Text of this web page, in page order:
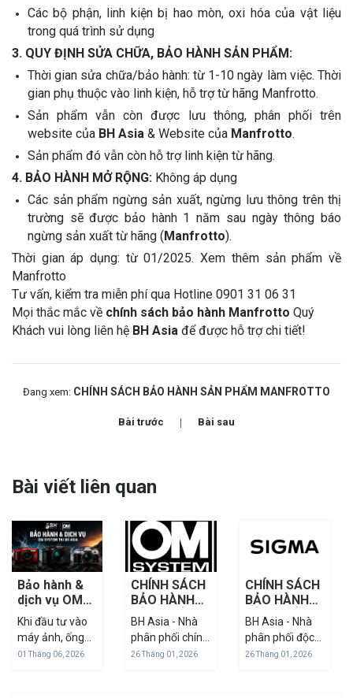
Các bộ phận, linh kiện bị hao mòn, oxi hóa của vật liệu
trong quá trình sử dụng
3. QUY ĐỊNH SỬA CHỮA, BẢO HÀNH SẢN PHẨM:
Thời gian sửa chữa/bảo hành: từ 1-10 ngày làm việc. Thời
gian phụ thuộc vào linh kiện, hỗ trợ từ hãng Manfrotto.
Sản phẩm vẫn còn được lưu thông, phân phối trên
website của BH Asia & Website của Manfrotto.
Sản phẩm đó vẫn còn hỗ trợ linh kiện từ hãng.
4. BẢO HÀNH MỞ RỘNG: Không áp dụng
Các sản phẩm ngừng sản xuất, ngừng lưu thông trên thị
trường sẽ được bảo hành 1 năm sau ngày thông báo
ngừng sản xuất từ hãng ( Manfrotto).
Thời gian áp dụng: từ 01/2025. Xem thêm sản phẩm về
Manfrotto
Tư vấn, kiểm tra miễn phí qua Hotline 0901 31 06 31
Mọi thắc mắc về chính sách bảo hành Manfrotto Quý
Khách vui lòng liên hệ BH Asia để được hỗ trợ chi tiết!
Đang xem: CHÍNH SÁCH BẢO HÀNH SẢN PHẨM MANFROTTO
Bài trước Bài sau
Bài viết liên quan
Bảo hành &
dịch vụ OM
System tại
BH Asia: An
tâm mua sắm
Khi đầu tư vào
máy ảnh, ống
kính hoặc phụ
01 Tháng 06, 2026
CHÍNH SÁCH
BẢO HÀNH
SẢN PHẨM
OM SYSTEM
BH Asia - Nhà
phân phối chính
hãng các sản
26 Tháng 01, 2026
CHÍNH SÁCH
BẢO HÀNH
SẢN PHẨM
SIGMA
BH Asia - Nhà
phân phối độc
quyền Sigma tại
26 Tháng 01, 2026